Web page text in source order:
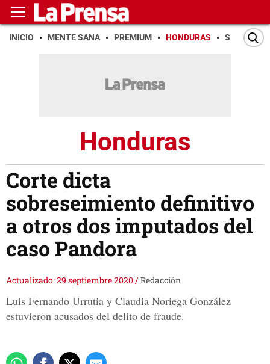
INICIO MENTE SANA PREMIUM HONDURAS SAN PEDRO
Honduras
Corte dicta
sobreseimiento definitivo
a otros dos imputados del
caso Pandora
Actualizado: 29 septiembre 2020/Redacción
Luis Fernando Urrutia y Claudia Noriega González
estuvieron acusados del delito de fraude.